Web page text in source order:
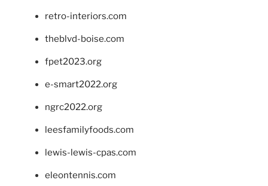
retro-interiors.com
theblvd-boise.com
fpet2023.org
e-smart2022.org
ngrc2022.org
leesfamilyfoods.com
lewis-lewis-cpas.com
eleontennis.com